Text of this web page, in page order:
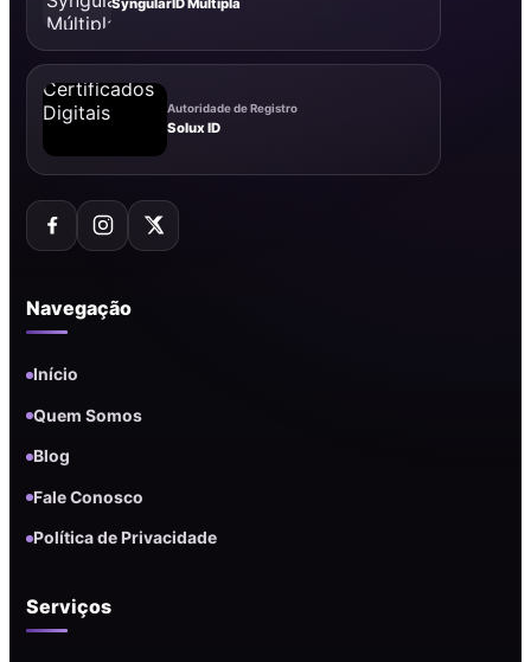
SyngularID Múltipla
Autoridade de Registro
Solux ID
Navegação
Início
Quem Somos
Blog
Fale Conosco
Política de Privacidade
Serviços